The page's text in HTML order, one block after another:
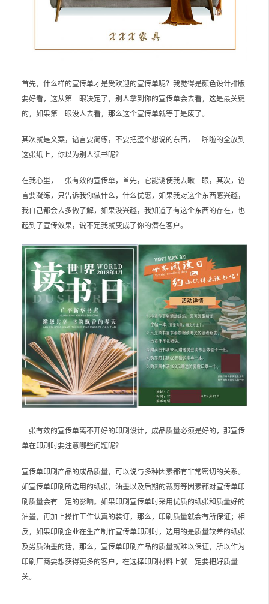
首先，什么样的宣传单才是受欢迎的宣传单呢？我觉得是颜色设计排版
要好看，这从第一眼决定了，别人拿到你的宣传单会去看，这是最关键
的，如果第一眼没人去看，那么这个宣传单就等于是废了。
其次就是文案，语言要简练，不要把整个想说的东西，一啪啦的全放到
这张纸上，你以为别人读书呢？
在我心里，一张有效的宣传单，首先，它能诱使我去瞅一眼，其次，语
言要凝练，只告诉我你做什么，什么优惠，如果我对这个东西感兴趣，
我自己都会去多做了解，如果没兴趣，我知道了有这个东西的存在，也
起到了宣传效果，说不定我就变成了你的潜在客户。
一张有效的宣传单离不开好的印刷设计，成品质量必须是好的，那宣传
单在印刷时要注意哪些问题呢？
宣传单印刷产品的成品质量，可以说与多种因素都有非常密切的关系。
如宣传单印刷所选用的纸张，油墨以及后期的裁剪等因素都对宣传单印
刷质量会有一定的影响。如果印刷宣传单时采用优质的纸张和质量好的
油墨，再加上操作工作认真的装订，那么，印刷质量就会有所保证；相
反，如果印刷企业在生产制作宣传单印刷时，选用的是质量较差的纸张
及劣质油墨的话，那么，宣传单印刷产品的质量就难以保证，所以作为
印刷厂商要想获得更多的客户，在选择印刷材料上就一定要把好质量
关。